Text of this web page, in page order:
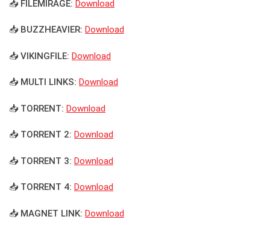
📥 FILEMIRAGE: Download
📥 BUZZHEAVIER: Download
📥 VIKINGFILE: Download
📥 MULTI LINKS: Download
📥 TORRENT: Download
📥 TORRENT 2: Download
📥 TORRENT 3: Download
📥 TORRENT 4: Download
📥 MAGNET LINK: Download